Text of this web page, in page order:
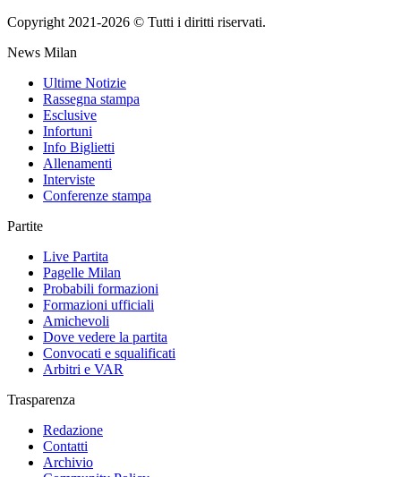
Copyright 2021-2026 © Tutti i diritti riservati.
News Milan
Ultime Notizie
Rassegna stampa
Esclusive
Infortuni
Info Biglietti
Allenamenti
Interviste
Conferenze stampa
Partite
Live Partita
Pagelle Milan
Probabili formazioni
Formazioni ufficiali
Amichevoli
Dove vedere la partita
Convocati e squalificati
Arbitri e VAR
Trasparenza
Redazione
Contatti
Archivio